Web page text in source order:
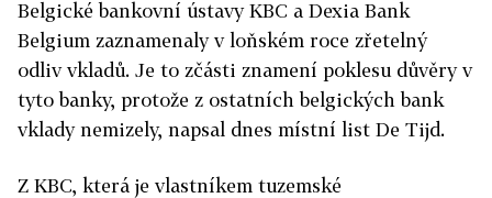
Belgické bankovní ústavy KBC a Dexia Bank
Belgium zaznamenaly v loňském roce zřetelný
odliv vkladů. Je to zčásti znamení poklesu důvěry v
tyto banky, protože z ostatních belgických bank
vklady nemizely, napsal dnes místní list De Tijd.
Z KBC, která je vlastníkem tuzemské